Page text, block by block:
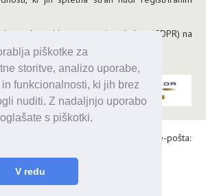
piškotke za
storitve, analizo uporabe,
funkcionalnosti, ki jih brez
nuditi. Z nadaljnjo uporabo
s piškotki.
V redu
zasebnosti in zaupnosti podatkov (GDPR) na
14, Ljubljana, Tel.: 031 303 086, e-pošta:
© 2026 enavtika